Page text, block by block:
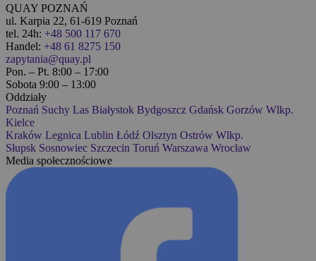
QUAY POZNAŃ
ul. Karpia 22, 61-619 Poznań
tel. 24h: +48 500 117 670
Handel: +48 61 8275 150
zapytania@quay.pl
Pon. – Pt. 8:00 – 17:00
Sobota 9:00 – 13:00
Oddziały
Poznań Suchy Las Białystok Bydgoszcz Gdańsk Gorzów Wlkp.
Kielce
Kraków Legnica Lublin Łódź Olsztyn Ostrów Wlkp.
Słupsk Sosnowiec Szczecin Toruń Warszawa Wrocław
Media społecznościowe